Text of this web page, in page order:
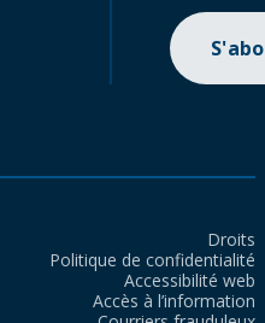
Droits
Politique de confidentialité
Accessibilité web
Accès à l’information